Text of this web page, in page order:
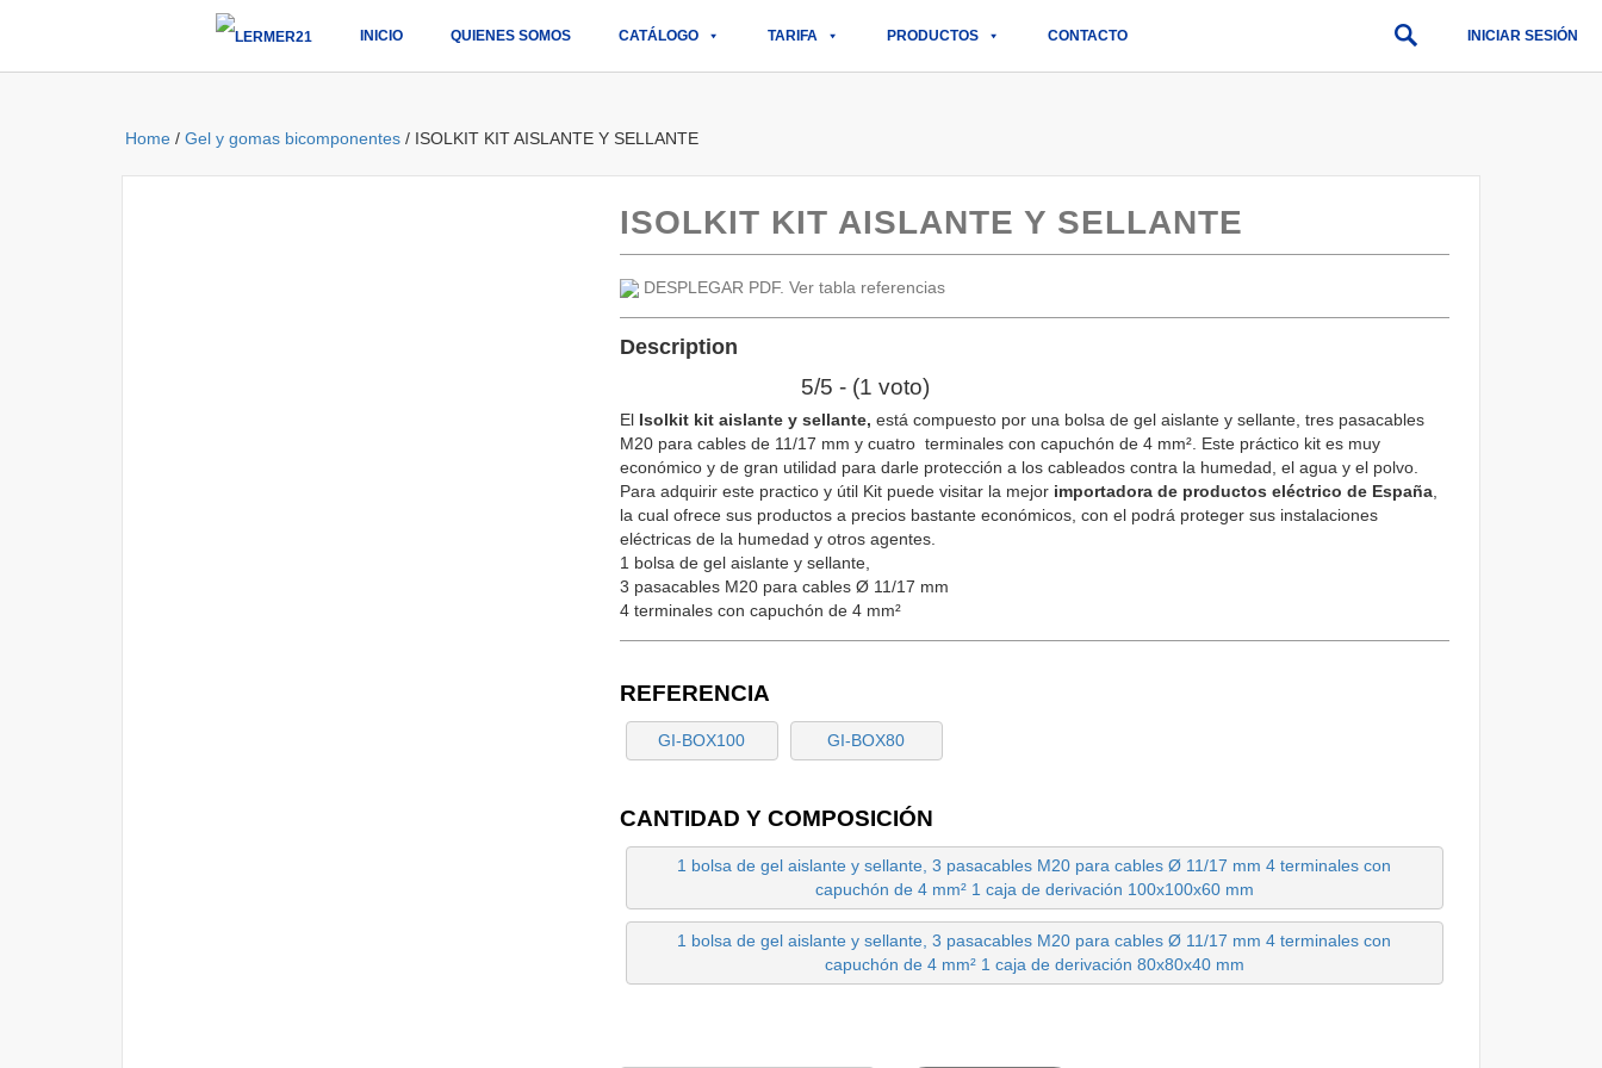
INICIO QUIENES SOMOS CATÁLOGO TARIFA PRODUCTOS CONTACTO INICIAR SESIÓN
Home / Gel y gomas bicomponentes / ISOLKIT KIT AISLANTE Y SELLANTE
ISOLKIT KIT AISLANTE Y SELLANTE
DESPLEGAR PDF. Ver tabla referencias
Description
5/5 - (1 voto)
ElIsolkit kit aislante y sellante, está compuesto por una bolsa de gel aislante y sellante, tres pasacables
M20 para cables de 11/17 mm y cuatro terminales con capuchón de 4 mm². Este práctico kit es muy
económico y de gran utilidad para darle protección a los cableados contra la humedad, el agua y el polvo.
Para adquirir este practico y útil Kit puede visitar la mejor importadora de productos eléctrico de España,
la cual ofrece sus productos a precios bastante económicos, con el podrá proteger sus instalaciones
eléctricas de la humedad y otros agentes.
1 bolsa de gel aislante y sellante,
3 pasacables M20 para cables Ø 11/17 mm
4 terminales con capuchón de 4 mm²
REFERENCIA
GI-BOX100 GI-BOX80
CANTIDAD Y COMPOSICIÓN
1 bolsa de gel aislante y sellante, 3 pasacables M20 para cables Ø 11/17 mm 4 terminales con
capuchón de 4 mm² 1 caja de derivación 100x100x60 mm
1 bolsa de gel aislante y sellante, 3 pasacables M20 para cables Ø 11/17 mm 4 terminales con
capuchón de 4 mm² 1 caja de derivación 80x80x40 mm